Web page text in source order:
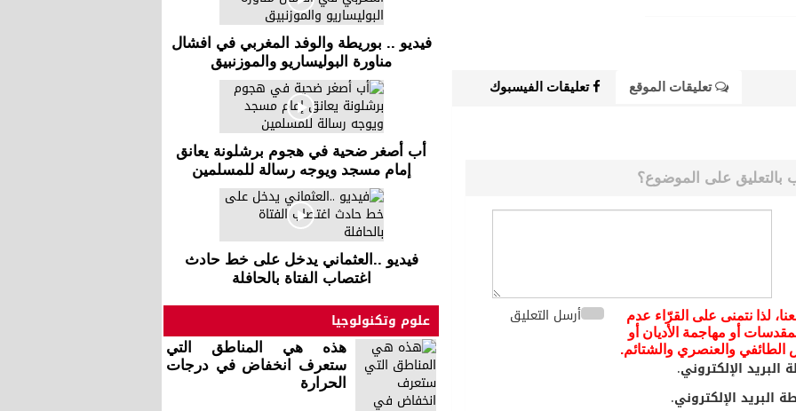
تعليقات الموقع تعليقات الفيسبوك
على الموضوع؟
لذا نتمنى على القرّاء عدم
أو مهاجمة الأديان أو
الطائفي والعنصري والشتائم.
أرسل التعليق
الإلكتروني.
البريد الإلكتروني.
فيديو .. بوريطة والوفد المغربي في افشال
مناورة البوليساريو والموزنبيق
أب أصغر ضحية في هجوم برشلونة يعانق
إمام مسجد ويوجه رسالة للمسلمين
فيديو ..العثماني يدخل على خط حادث
اغتصاب الفتاة بالحافلة
علوم وتكنولوجيا
هذه هي المناطق التي
ستعرف انخفاض في درجات
الحرارة